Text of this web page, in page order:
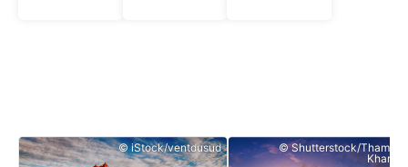
© iStock/ventdusud
© Shutterstock/